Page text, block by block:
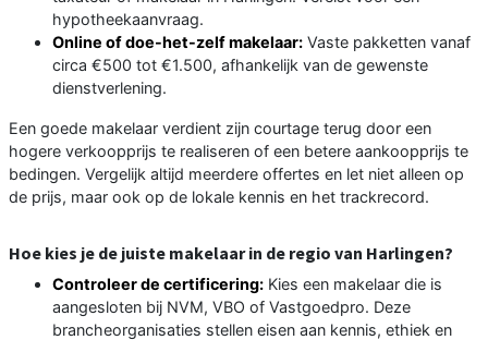
hypotheekaanvraag.
Online of doe-het-zelf makelaar: Vaste pakketten vanaf
circa €500 tot €1.500, afhankelijk van de gewenste
dienstverlening.
Een goede makelaar verdient zijn courtage terug door een
hogere verkoopprijs te realiseren of een betere aankoopprijs te
bedingen. Vergelijk altijd meerdere offertes en let niet alleen op
de prijs, maar ook op de lokale kennis en het trackrecord.
Hoe kies je de juiste makelaar in de regio van Harlingen?
Controleer de certificering: Kies een makelaar die is
aangesloten bij NVM, VBO of Vastgoedpro. Deze
brancheorganisaties stellen eisen aan kennis, ethiek en